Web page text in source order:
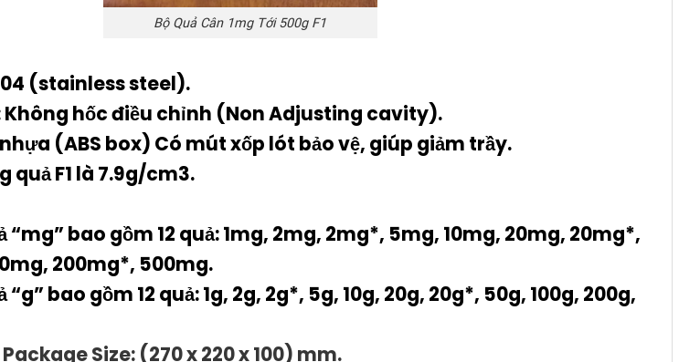
Bộ Quả Cân 1mg Tới 500g F1
(stainless steel).
Không hốc điều chỉnh (Non Adjusting cavity).
(ABS box) Có mút xốp lót bảo vệ, giúp giảm trầy.
quả F1 là 7.9g/cm3.
“mg” bao gồm 12 quả: 1mg, 2mg, 2mg*, 5mg, 10mg, 20mg, 20mg*,
200mg*, 500mg.
bao gồm 12 quả: 1g, 2g, 2g*, 5g, 10g, 20g, 20g*, 50g, 100g, 200g,
Size: (270 x 220 x 100) mm.